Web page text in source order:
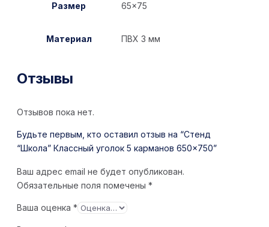
Размер 65×75
Материал ПВХ 3 мм
Отзывы
Отзывов пока нет.
Будьте первым, кто оставил отзыв на “Стенд
“Школа” Классный уголок 5 карманов 650×750”
Ваш адрес email не будет опубликован.
Обязательные поля помечены *
Ваша оценка *